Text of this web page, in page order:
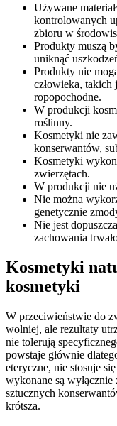
Używane
kontrolowanych
zbioru w
Produkty muszą
uniknąć
Produkty nie
człowieka,
ropopochodne.
W produkcji
roślinny.
Kosmetyki nie
konserwantów,
Kosmetyki
zwierzętach.
W produkcji nie
Nie można
genetycznie
Nie jest
zachowania
Kosmetyki
kosmetyki
W przeciwieństwie do
wolniej, ale rezultaty
nie tolerują
powstaje głównie
eteryczne, nie stosuje
wykonane są
sztucznych
krótsza.